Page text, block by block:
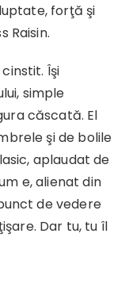
forţă şi
Raisin.
Îşi
simple
căscată. El
şi de bolile
aplaudat de
e, alienat din
de vedere
Dar tu, tu îl